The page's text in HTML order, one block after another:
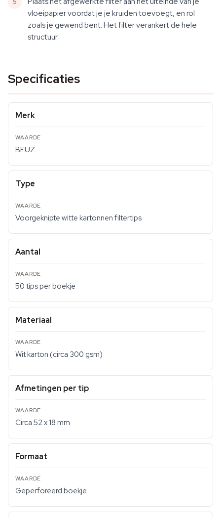
vloeipapier voordat je je kruiden toevoegt, en rol
zoals je gewend bent. Het filter verankert de hele
structuur.
Specificaties
Merk
BEUZ
Type
Voorgeknipte witte kartonnen filtertips
Aantal
50 tips per boekje
Materiaal
Wit karton (circa 300 gsm)
Afmetingen per tip
Circa 52 x 18 mm
Formaat
Geperforeerd boekje